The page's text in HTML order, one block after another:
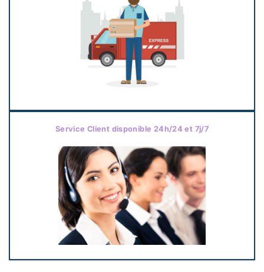
Service Client disponible 24h/24 et 7j/7